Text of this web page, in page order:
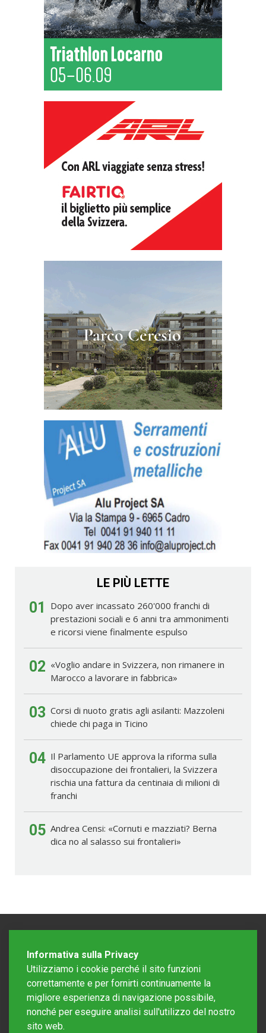
LE PIÙ LETTE
01
Dopo aver incassato 260'000 franchi di
prestazioni sociali e 6 anni tra ammonimenti
e ricorsi viene finalmente espulso
02 «Voglio andare in Svizzera, non rimanere in
Marocco a lavorare in fabbrica»
03 Corsi di nuoto gratis agli asilanti: Mazzoleni
chiede chi paga in Ticino
04 Il Parlamento UE approva la riforma sulla
disoccupazione dei frontalieri, la Svizzera
rischia una fattura da centinaia di milioni di
franchi
05 Andrea Censi: «Cornuti e mazziati? Berna
dica no al salasso sui frontalieri»
Informativa sulla Privacy
Utilizziamo i cookie perché il sito funzioni
correttamente e per fornirti continuamente la
migliore esperienza di navigazione possibile,
nonché per eseguire analisi sull'utilizzo del nostro
sito web.